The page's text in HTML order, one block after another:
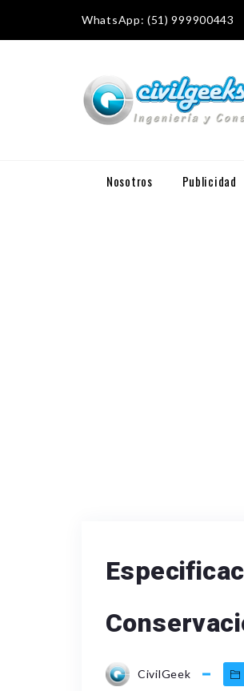
WhatsApp: (51) 999900443
Nosotros Publicidad
CivilGeek